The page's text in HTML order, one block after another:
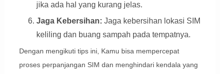
jika ada hal yang kurang jelas.
Jaga Kebersihan: Jaga kebersihan lokasi SIM
keliling dan buang sampah pada tempatnya.
Dengan mengikuti tips ini, Kamu bisa mempercepat
proses perpanjangan SIM dan menghindari kendala yang